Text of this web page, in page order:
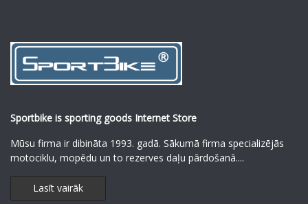
Sportbike is sporting goods Internet Store
Mūsu firma ir dibināta 1993. gadā. Sākumā firma specializējās
motociklu, mopēdu un to rezerves daļu pārdošanā....
Lasīt vairāk